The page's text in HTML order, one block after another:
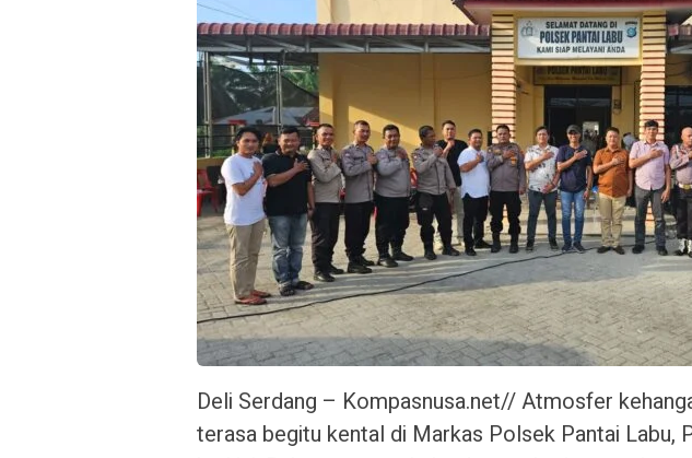
Deli Serdang – Kompasnusa.net// Atmosfer
terasa begitu kental di Markas Polsek Pantai Labu,